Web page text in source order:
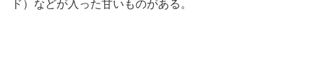
ド）などが入った甘いものがある。